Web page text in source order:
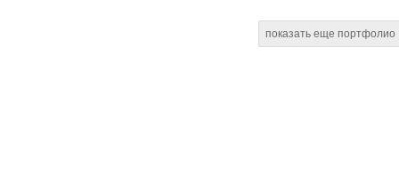
показать еще портфолио